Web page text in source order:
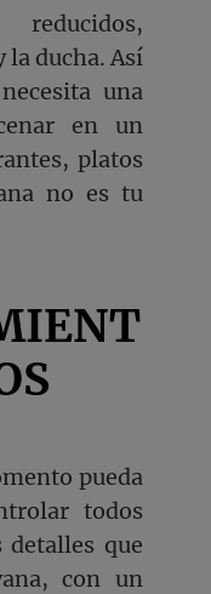
la ducha. Así
una
en un
platos
no es tu
pueda
todos
detalles que
con un